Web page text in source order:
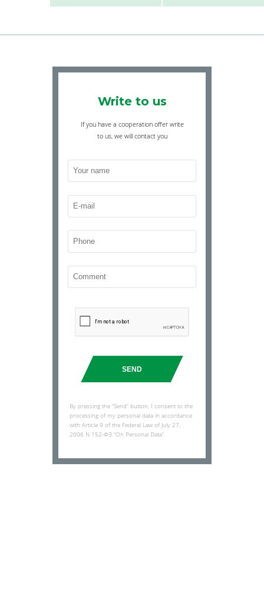
Write to us
If you have a cooperation offer write
to us, we will contact you
SEND
By pressing the “Send” button, I consent to the
processing of my personal data in accordance
with Article 9 of the Federal Law of July 27,
2006 N 152-ФЗ “On Personal Data”.